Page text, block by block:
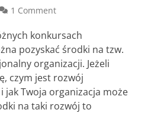
1 Comment
konkursach
pozyskać środki na tzw.
organizacji. Jeżeli
czym jest rozwój
jak Twoja organizacja może
na taki rozwój to